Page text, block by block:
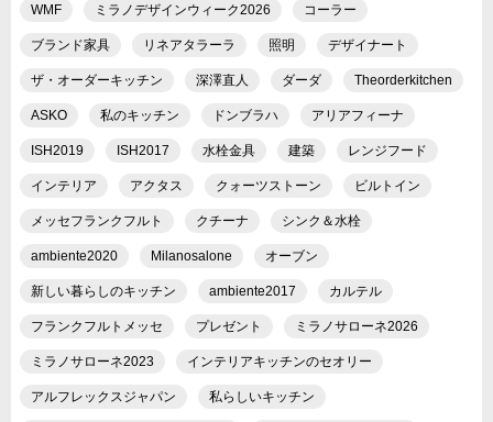
WMF ミラノデザインウィーク2026 コーラー
ブランド家具 リネアタラーラ 照明 デザイナート
ザ・オーダーキッチン 深澤直人 ダーダ Theorderkitchen
ASKO 私のキッチン ドンブラハ アリアフィーナ
ISH2019 ISH2017 水栓金具 建築 レンジフード
インテリア アクタス クォーツストーン ビルトイン
メッセフランクフルト クチーナ シンク＆水栓
ambiente2020 Milanosalone オーブン
新しい暮らしのキッチン ambiente2017 カルテル
フランクフルトメッセ プレゼント ミラノサローネ2026
ミラノサローネ2023 インテリアキッチンのセオリー
アルフレックスジャパン 私らしいキッチン